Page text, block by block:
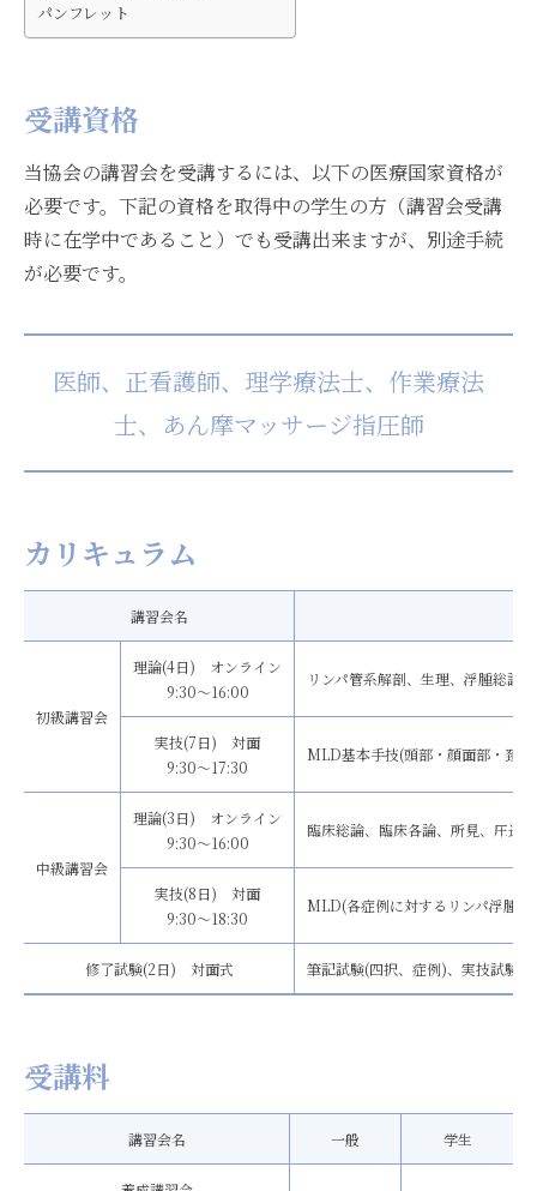
パンフレット
受講資格
当協会の講習会を受講するには、以下の医療国家資格が
必要です。下記の資格を取得中の学生の方（講習会受講
時に在学中であること）でも受講出来ますが、別途手続
が必要です。
医師、正看護師、理学療法士、作業療法
士、あん摩マッサージ指圧師
カリキュラム
講習会名
初級講習会
理論(4日) オンライン
9:30〜16:00
リンパ管系解剖、生理、浮腫総論
実技(7日) 対面
9:30〜17:30
MLD基本手技(頭部・顔面部・頚
中級講習会
理論(3日) オンライン
9:30〜16:00
臨床総論、臨床各論、所見、圧迫
実技(8日) 対面
9:30〜18:30
MLD(各症例に対するリンパ浮腫
修了試験(2日) 対面式 筆記試験(四択、症例)、実技試験
受講料
講習会名 一般 学生